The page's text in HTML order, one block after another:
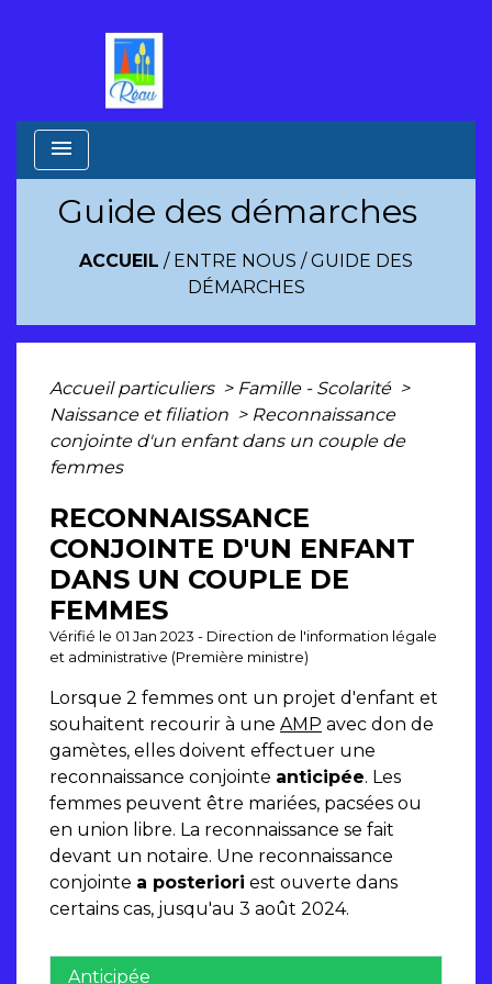
menu
Guide des démarches
ACCUEIL / ENTRE NOUS /GUIDE DES
DÉMARCHES
Accueil particuliers > Famille - Scolarité >
Naissance et filiation > Reconnaissance
conjointe d'un enfant dans un couple de
femmes
RECONNAISSANCE
CONJOINTE D'UN ENFANT
DANS UN COUPLE DE
FEMMES
Vérifié le 01 Jan 2023 - Direction de l'information légale
et administrative (Première ministre)
Lorsque 2 femmes ont un projet d'enfant et
souhaitent recourir à une AMP avec don de
gamètes, elles doivent effectuer une
reconnaissance conjointe anticipée. Les
femmes peuvent être mariées, pacsées ou
en union libre. La reconnaissance se fait
devant un notaire. Une reconnaissance
conjointe a posteriori est ouverte dans
certains cas, jusqu'au 3 août 2024.
Anticipée